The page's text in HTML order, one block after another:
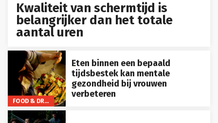
Kwaliteit van schermtijd is
belangrijker dan het totale
aantal uren
FOOD & DRINKS
Eten binnen een bepaald
tijdsbestek kan mentale
gezondheid bij vrouwen
verbeteren